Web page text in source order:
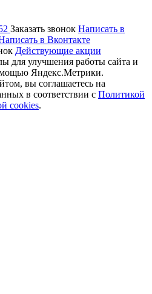
Заказать звонок Написать в
в Вконтакте
Действующие акции
для улучшения работы сайта и
Яндекс.Метрики.
вы соглашаетесь на
в соответствии с Политикой
cookies.